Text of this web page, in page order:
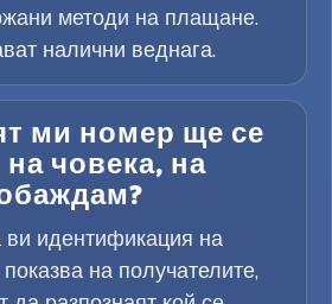
методи на плащане.
налични веднага.
ми номер ще се
човека, на
ви идентификация на
на получателите,